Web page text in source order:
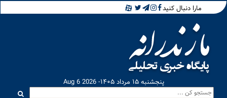
مارا دنبال کنید
پنجشنبه ۱۵ مرداد ۱۴۰۵- Aug 6 2026